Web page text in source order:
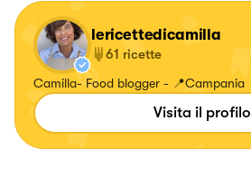
lericettedicamilla
61 ricette
Camilla- Food blogger - 📍Campania
Visita il profilo